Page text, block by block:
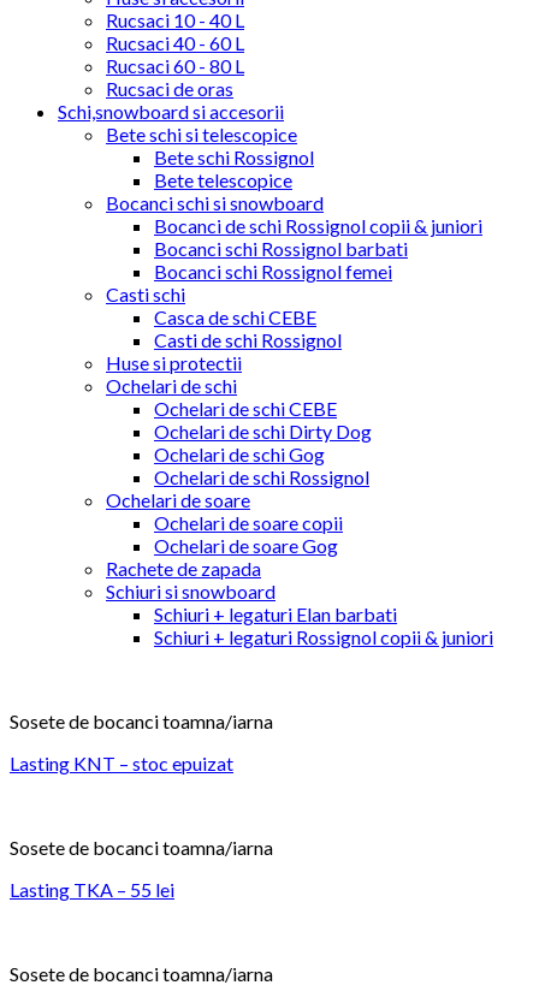
Rucsaci 10 - 40 L
Rucsaci 40 - 60 L
Rucsaci 60 - 80 L
Rucsaci de oras
Schi,snowboard si accesorii
Bete schi si telescopice
Bete schi Rossignol
Bete telescopice
Bocanci schi si snowboard
Bocanci de schi Rossignol copii & juniori
Bocanci schi Rossignol barbati
Bocanci schi Rossignol femei
Casti schi
Casca de schi CEBE
Casti de schi Rossignol
Huse si protectii
Ochelari de schi
Ochelari de schi CEBE
Ochelari de schi Dirty Dog
Ochelari de schi Gog
Ochelari de schi Rossignol
Ochelari de soare
Ochelari de soare copii
Ochelari de soare Gog
Rachete de zapada
Schiuri si snowboard
Schiuri + legaturi Elan barbati
Schiuri + legaturi Rossignol copii & juniori
Sosete de bocanci toamna/iarna
Lasting KNT – stoc epuizat
Sosete de bocanci toamna/iarna
Lasting TKA – 55 lei
Sosete de bocanci toamna/iarna